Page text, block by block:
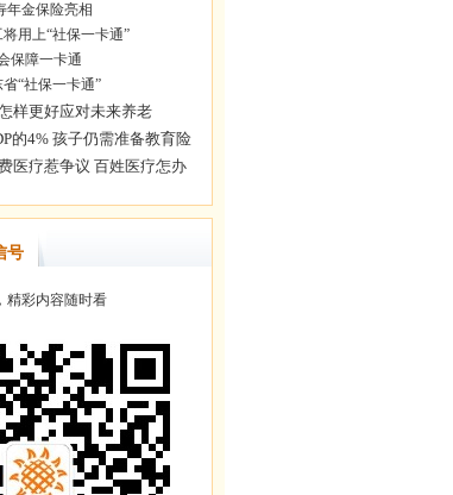
年金保险亮相
用上“社保一卡通”
保障一卡通
“社保一卡通”
号
精彩内容随时看